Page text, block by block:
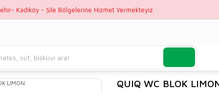
Kadıköy - Şile Bölgelerine Hizmet Vermekteyiz.
QUIQ WC BLOK